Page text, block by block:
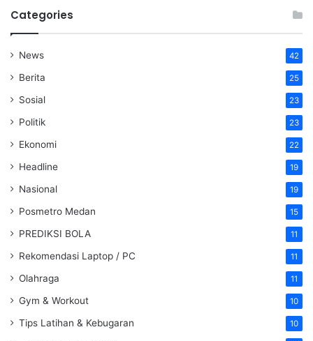
Categories
News 42
Berita 25
Sosial 23
Politik 23
Ekonomi 22
Headline 19
Nasional 19
Posmetro Medan 15
PREDIKSI BOLA 11
Rekomendasi Laptop / PC 11
Olahraga 11
Gym & Workout 10
Tips Latihan & Kebugaran 10